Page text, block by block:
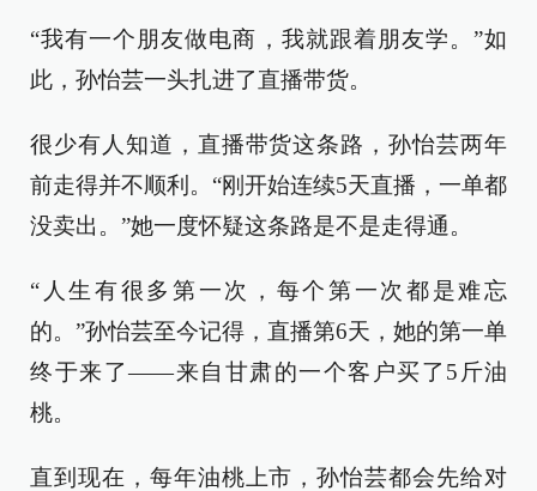
“我有一个朋友做电商，我就跟着朋友学。”如
此，孙怡芸一头扎进了直播带货。
很少有人知道，直播带货这条路，孙怡芸两年
前走得并不顺利。“刚开始连续5天直播，一单都
没卖出。”她一度怀疑这条路是不是走得通。
“人生有很多第一次，每个第一次都是难忘
的。”孙怡芸至今记得，直播第6天，她的第一单
终于来了——来自甘肃的一个客户买了5斤油
桃。
直到现在，每年油桃上市，孙怡芸都会先给对